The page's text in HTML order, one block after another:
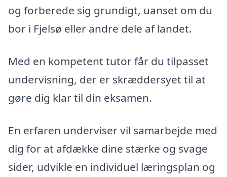
og forberede sig grundigt, uanset om du
bor i Fjelsø eller andre dele af landet.
Med en kompetent tutor får du tilpasset
undervisning, der er skræddersyet til at
gøre dig klar til din eksamen.
En erfaren underviser vil samarbejde med
dig for at afdække dine stærke og svage
sider, udvikle en individuel læringsplan og